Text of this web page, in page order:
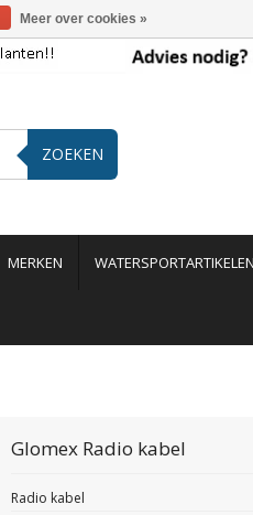
ZOEKEN
MERKEN WATERSPORTARTIKELEN
Glomex Radio kabel
Radio kabel
Meer over cookies »